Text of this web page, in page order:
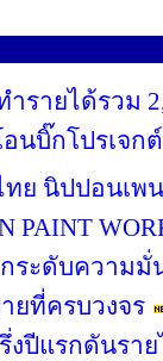
ำรายได้รวม
นบิ๊กโปรเจ
ย นิปปอนเพ
PAINT
ระดับความ
ยที่ครบวงจร
ปีแรกดันรา